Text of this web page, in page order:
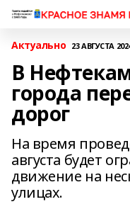
Актуально 23 АВГУСТА
В
города
дорог
На время
августа будет
движение на
улицах.